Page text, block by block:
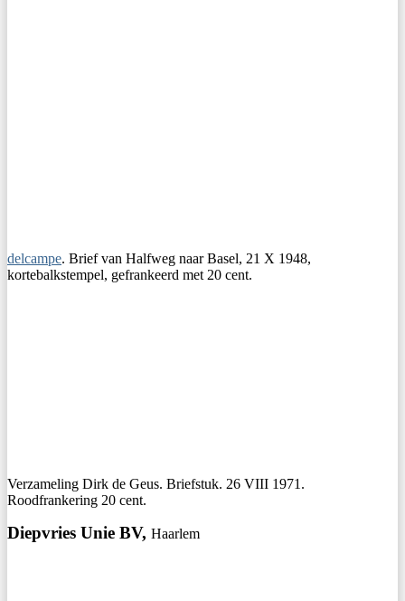
delcampe. Brief van Halfweg naar Basel, 21 X 1948,
kortebalkstempel, gefrankeerd met 20 cent.
Verzameling Dirk de Geus. Briefstuk. 26 VIII 1971.
Roodfrankering 20 cent.
Diepvries Unie BV, Haarlem